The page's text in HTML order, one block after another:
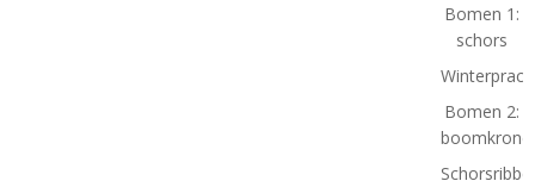
Bomen 1:
schors
Bomen 2: